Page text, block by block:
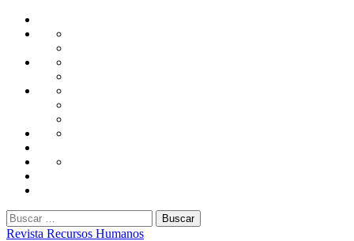
Saltar
Administración
Capacitación
Desarrollo
Gestión
Laborales
Selección
Buscar:
Revista Recursos Humanos